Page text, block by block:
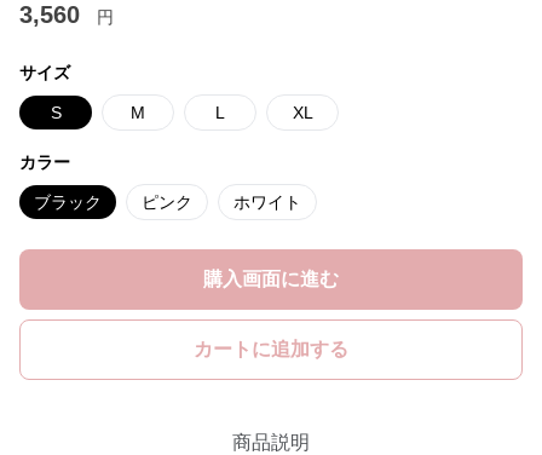
3,560 円
サイズ
S M L XL
カラー
ブラック ピンク ホワイト
購入画面に進む
カートに追加する
商品説明